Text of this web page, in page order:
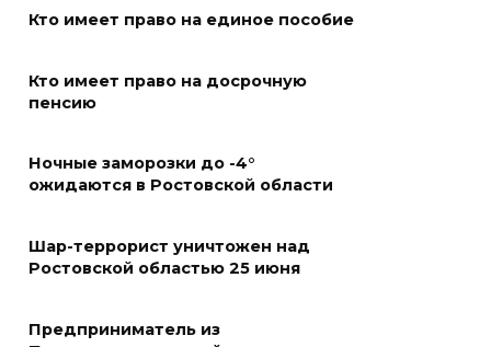
07 августа 2026 23:00
сберечь – спрячьте первое
07 августа 2026 22:04
В Железнодорожном районе
Ростова-на-Дону на сутки
капремонта сетей
Кто имеет право на единое пособие
Кто имеет право на досрочную
пенсию
Ночные заморозки до -4°
ожидаются в Ростовской области
Шар-террорист уничтожен над
Ростовской областью 25 июня
Предприниматель из